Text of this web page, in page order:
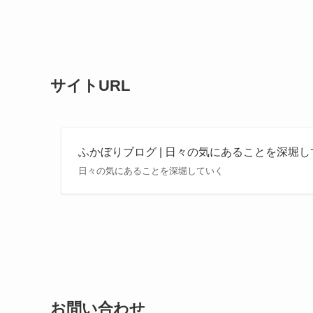
サイトURL
ふかぼりブログ | 日々の気にあることを深堀し
日々の気にあることを深堀していく
お問い合わせ